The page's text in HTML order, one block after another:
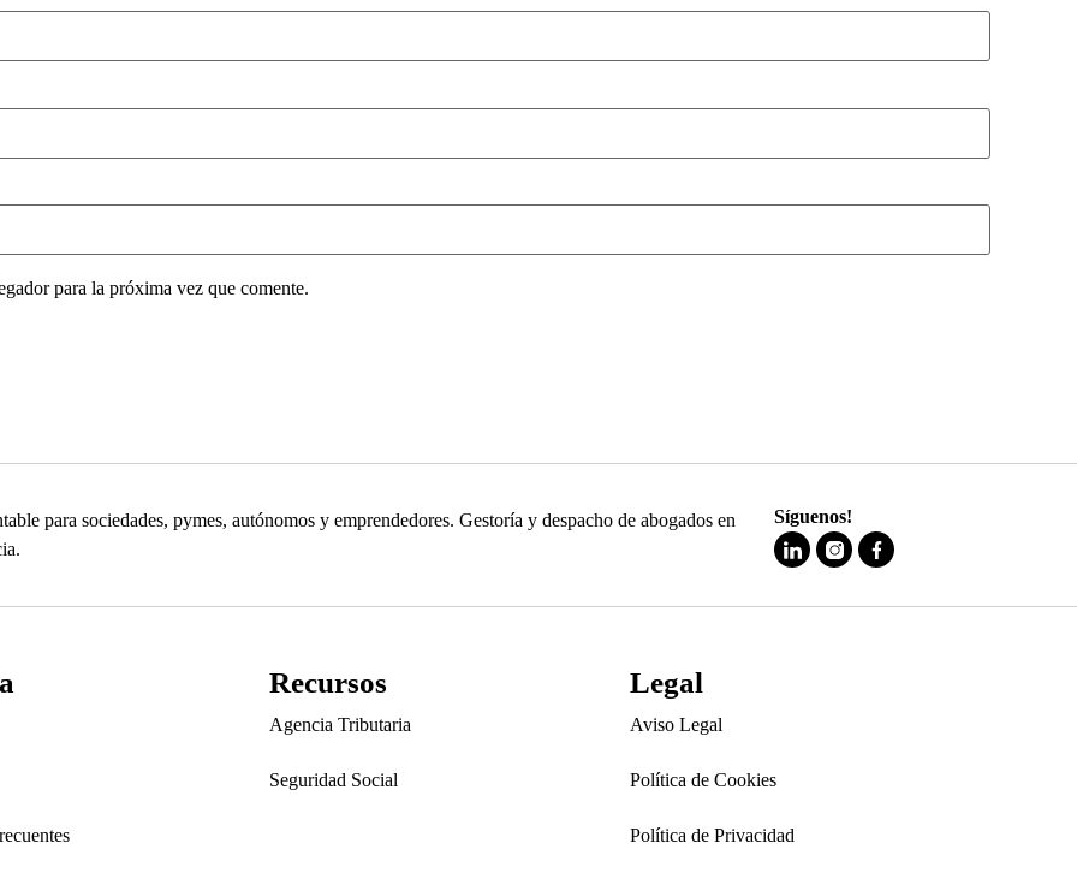
para la próxima vez que comente.
para sociedades, pymes, autónomos y emprendedores. Gestoría y despacho de abogados en
Síguenos!
Recursos
Agencia Tributaria
Seguridad Social
Legal
Aviso Legal
Política de Cookies
Política de Privacidad